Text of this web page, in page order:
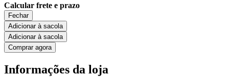
Calcular frete e prazo
Fechar
Adicionar à sacola
Adicionar à sacola
Comprar agora
Informações da loja